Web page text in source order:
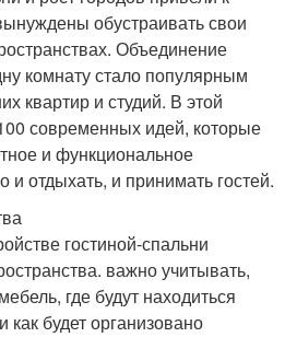
обустраивать свои
Объединение
комнату стало популярным
квартир и студий. В этой
современных идей, которые
и функциональное
и отдыхать, и принимать гостей.
гостиной-спальни
важно учитывать,
где будут находиться
будет организовано